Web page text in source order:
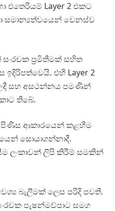
Layer 2 එකට
සමාන්‍යත්වයෙන් වෙනස්ව
ප්‍රමිතීමක් සහිත
එහි Layer 2
සහ අසථන්නය පමණින්
තිබේ.
ආකාරයෙන් කළහීම
සොයාගන්නාදී.
ලංකාවන් ලිපි කිරීම් සමකින්
බැලීමක් ලෙස පරිදි පවතී.
පැෂන්මච්පාට සමග